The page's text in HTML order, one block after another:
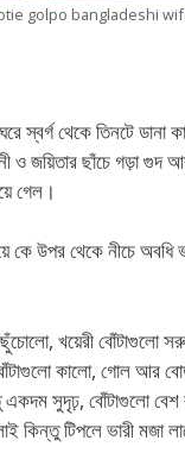
golpo bangladeshi
স্বর্গ থেকে তিনটে ডানা
ও জয়িতার ছাঁচে গড়া গুদ
গেল।
কে উপর থেকে নীচে অবধি
ছুঁচোলো, খয়েরী বোঁটাগুলো
কালো, গোল আর
একদম সুদৃঢ়, বোঁটাগুলো বেশ
কিন্তু টিপলে ভারী মজা